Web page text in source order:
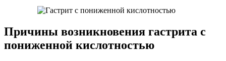
Причины возникновения гастрита с
пониженной кислотностью